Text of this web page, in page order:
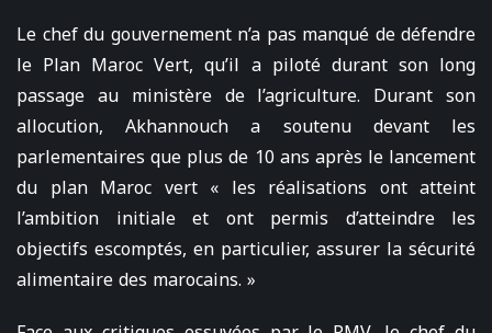
Le chef du gouvernement n’a pas manqué de défendre
le Plan Maroc Vert, qu’il a piloté durant son long
passage au ministère de l’agriculture. Durant son
allocution, Akhannouch a soutenu devant les
parlementaires que plus de 10 ans après le lancement
du plan Maroc vert « les réalisations ont atteint
l’ambition initiale et ont permis d’atteindre les
objectifs escomptés, en particulier, assurer la sécurité
alimentaire des marocains. »